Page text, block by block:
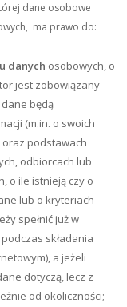
dane osobowe
ma prawo do:
danych osobowych, o
jest zobowiązany
będą
(m.in. o swoich
oraz podstawach
odbiorcach lub
o ile istnieją czy o
lub o kryteriach
spełnić już w
składania
a jeżeli
dotyczą, lecz z
od okoliczności;